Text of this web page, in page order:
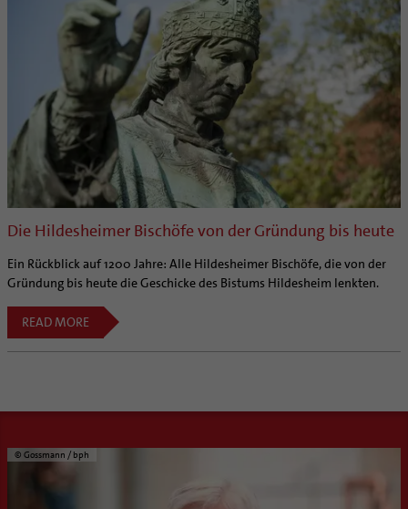
Die Hildesheimer Bischöfe von der Gründung bis heute
Ein Rückblick auf 1200 Jahre: Alle Hildesheimer Bischöfe, die von der
Gründung bis heute die Geschicke des Bistums Hildesheim lenkten.
READ MORE
© Gossmann / bph